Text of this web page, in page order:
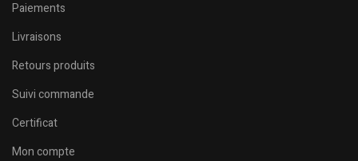
Paiements
Livraisons
Retours produits
Suivi commande
Certificat
Mon compte